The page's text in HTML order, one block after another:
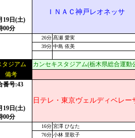
19日(土)
00分
ＩＮＡＣ神戸レオネッサ
26分 髙瀬 愛実
39分 中島 依美
タジアム
カンセキスタジアム(栃木県総合運動
備考
番号:43
19日(土)
00分
日テレ・東京ヴェルディベレー
16分 宮澤 ひなた
76分 小林 里歌子